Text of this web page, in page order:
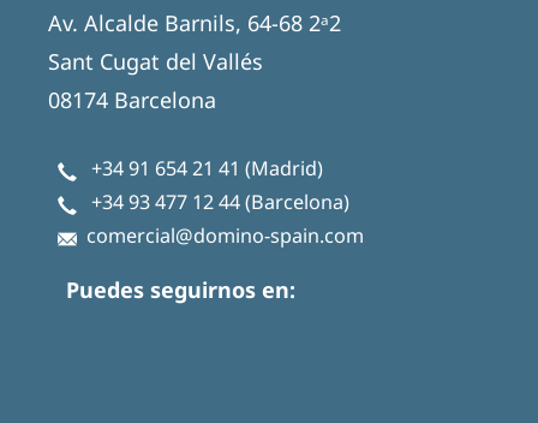
Av. Alcalde Barnils, 64-68 2ᵃ2
Sant Cugat del Vallés
08174 Barcelona
+34 91 654 21 41 (Madrid)
+34 93 477 12 44(Barcelona)
comercial@domino-spain.com
Puedes seguirnos en: